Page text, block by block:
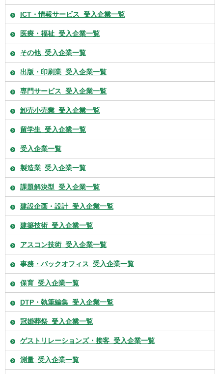
ICT・情報サービス_受入企業一覧
医療・福祉_受入企業一覧
その他_受入企業一覧
出版・印刷業_受入企業一覧
専門サービス_受入企業一覧
卸売小売業_受入企業一覧
留学生_受入企業一覧
受入企業一覧
製造業_受入企業一覧
課題解決型_受入企業一覧
建設企画・設計_受入企業一覧
建築技術_受入企業一覧
アスコン技術_受入企業一覧
事務・バックオフィス_受入企業一覧
保育_受入企業一覧
DTP・執筆編集_受入企業一覧
冠婚葬祭_受入企業一覧
ゲストリレーションズ・接客_受入企業一覧
測量_受入企業一覧